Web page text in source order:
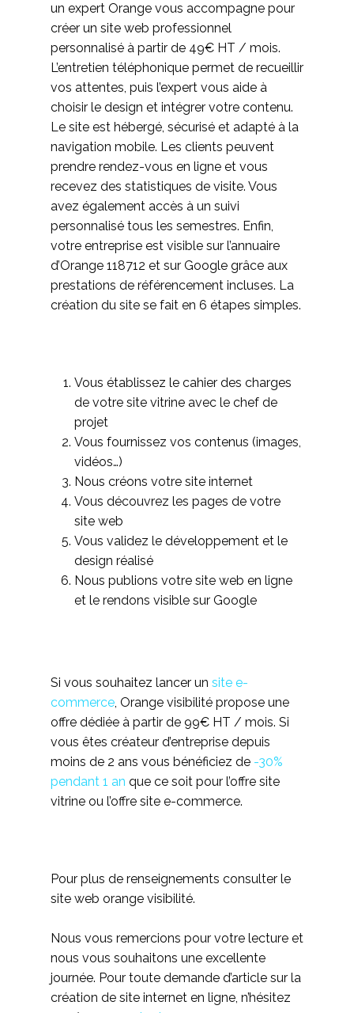
un expert Orange vous accompagne pour
créer un site web professionnel
personnalisé à partir de 49€ HT / mois.
L’entretien téléphonique permet de recueillir
vos attentes, puis l’expert vous aide à
choisir le design et intégrer votre contenu.
Le site est hébergé, sécurisé et adapté à la
navigation mobile. Les clients peuvent
prendre rendez-vous en ligne et vous
recevez des statistiques de visite. Vous
avez également accès à un suivi
personnalisé tous les semestres. Enfin,
votre entreprise est visible sur l’annuaire
d’Orange 118712 et sur Google grâce aux
prestations de référencement incluses. La
création du site se fait en 6 étapes simples.
Vous établissez le cahier des charges
de votre site vitrine avec le chef de
projet
Vous fournissez vos contenus (images,
vidéos…)
Nous créons votre site internet
Vous découvrez les pages de votre
site web
Vous validez le développement et le
design réalisé
Nous publions votre site web en ligne
et le rendons visible sur Google
Si vous souhaitez lancer un site e-
commerce, Orange visibilité propose une
offre dédiée à partir de 99€ HT / mois. Si
vous êtes créateur d’entreprise depuis
moins de 2 ans vous bénéficiez de -30%
pendant 1 an que ce soit pour l’offre site
vitrine ou l’offre site e-commerce.
Pour plus de renseignements consulter le
site web orange visibilité.
Nous vous remercions pour votre lecture et
nous vous souhaitons une excellente
journée. Pour toute demande d’article sur la
création de site internet en ligne, n’hésitez